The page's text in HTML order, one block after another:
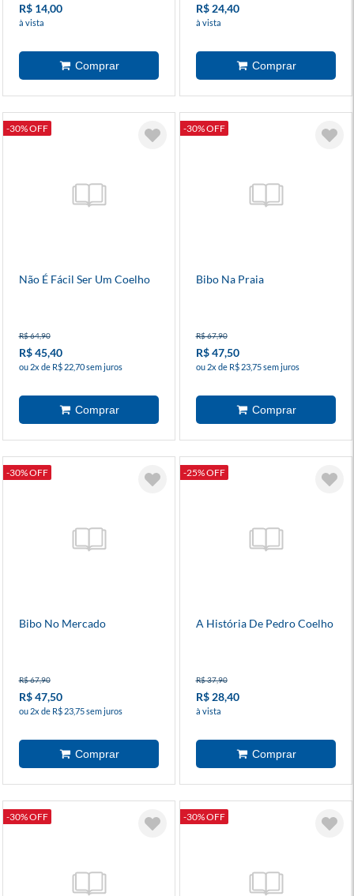
R$ 14,00
à vista
R$ 24,40
à vista
-30% OFF
Não É Fácil Ser Um Coelho
R$ 64,90
R$ 45,40
ou 2x de R$ 22,70 sem juros
-30% OFF
Bibo Na Praia
R$ 67,90
R$ 47,50
ou 2x de R$ 23,75 sem juros
-30% OFF
Bibo No Mercado
R$ 67,90
R$ 47,50
ou 2x de R$ 23,75 sem juros
-25% OFF
A História De Pedro Coelho
R$ 37,90
R$ 28,40
à vista
-30% OFF -30% OFF